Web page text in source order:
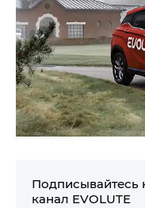
Подписывайтесь
канал EVOLUTE